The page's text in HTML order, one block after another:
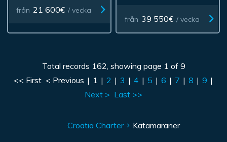
från 21 600€ / vecka
från 39 550€ / vecka
Total records 162, showing page 1 of 9
<< First < Previous | 1 | 2 | 3 | 4 | 5 | 6 | 7 | 8 | 9 |
Next > Last >>
Croatia Charter Katamaraner